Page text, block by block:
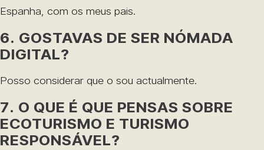
Espanha, com os meus pais.
6. GOSTAVAS DE SER NÓMADA
DIGITAL?
Posso considerar que o sou actualmente.
7. O QUE É QUE PENSAS SOBRE
ECOTURISMO E TURISMO
RESPONSÁVEL?